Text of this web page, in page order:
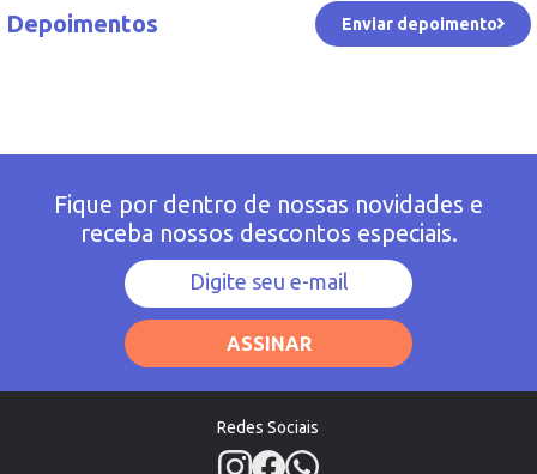
Depoimentos Enviar depoimento
Fique por dentro de nossas novidades e
receba nossos descontos especiais.
ASSINAR
Redes Sociais